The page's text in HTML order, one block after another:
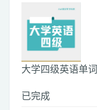
大学四级英语单词
已完成